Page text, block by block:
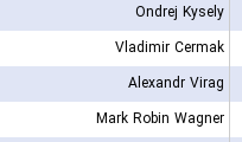
Ondrej Kysely
Vladimir Cermak
Alexandr Virag
Mark Robin Wagner